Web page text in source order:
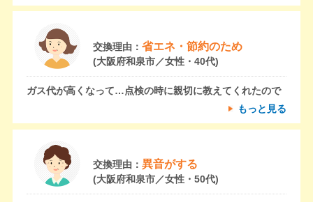
交換理由： 省エネ・節約のため
(大阪府和泉市／女性・40代)
ガス代が高くなって…点検の時に親切に教えてくれたので
もっと見る
交換理由： 異音がする
(大阪府和泉市／女性・50代)